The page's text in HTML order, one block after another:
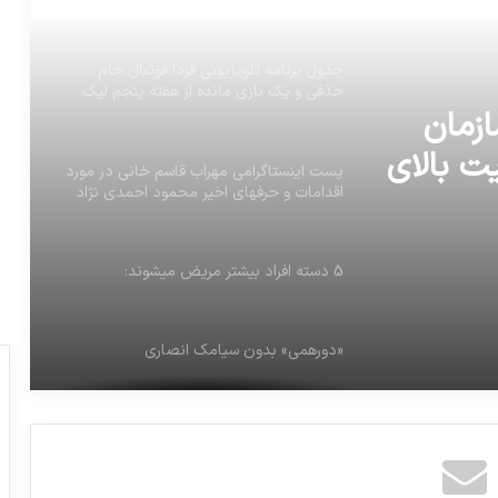
اقدامات و حرفهای اخیر محمود احمدی نژاد
5 دسته افراد بیشتر مریض میشوند:
اجتماعی به کل جمعیت بالای 18سال